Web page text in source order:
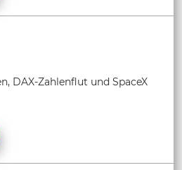
DAX-Zahlenflut und SpaceX